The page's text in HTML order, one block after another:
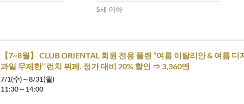
5세 이하
【7~8월】 CLUB ORIENTAL 회원 전용 플랜 “여름 이탈리안 & 여름 디
과일 무제한” 런치 뷔페. 정가 대비 20% 할인 ⇒ 3,360엔
7/1(수)～8/31(월)
11:30～14:00